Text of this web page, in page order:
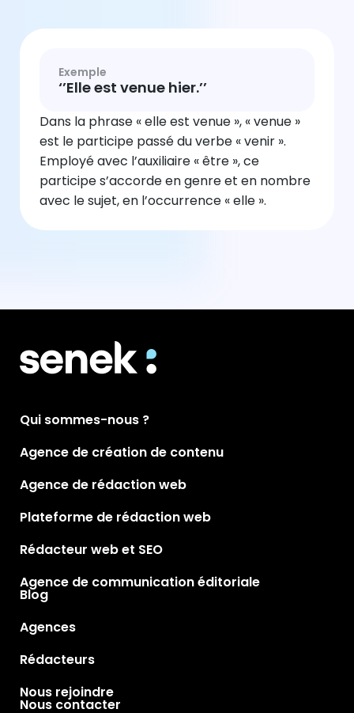
Exemple
‘’Elle est venue hier.’’
Dans la phrase « elle est venue », « venue »
est le participe passé du verbe « venir ».
Employé avec l’auxiliaire « être », ce
participe s’accorde en genre et en nombre
avec le sujet, en l’occurrence « elle ».
Qui sommes-nous ?
Agence de création de contenu
Agence de rédaction web
Plateforme de rédaction web
Rédacteur web et SEO
Agence de communication éditoriale
Blog
Agences
Rédacteurs
Nous rejoindre
Nous contacter